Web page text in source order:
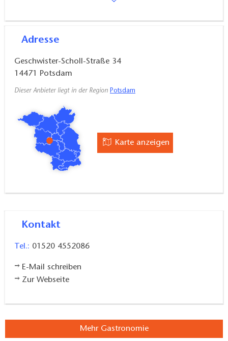
Adresse
Geschwister-Scholl-Straße 34
14471
Potsdam
Dieser Anbieter liegt in der Region Potsdam
Karte anzeigen
Kontakt
Tel.: 01520 4552086
E-Mail schreiben
Zur Webseite
Mehr Gastronomie